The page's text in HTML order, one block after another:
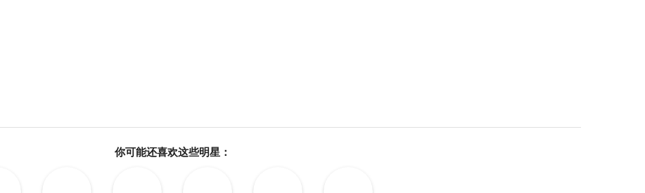
你可能还喜欢这些明星：